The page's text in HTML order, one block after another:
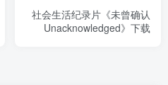
社会生活纪录片《未曾确认
Unacknowledged》下载